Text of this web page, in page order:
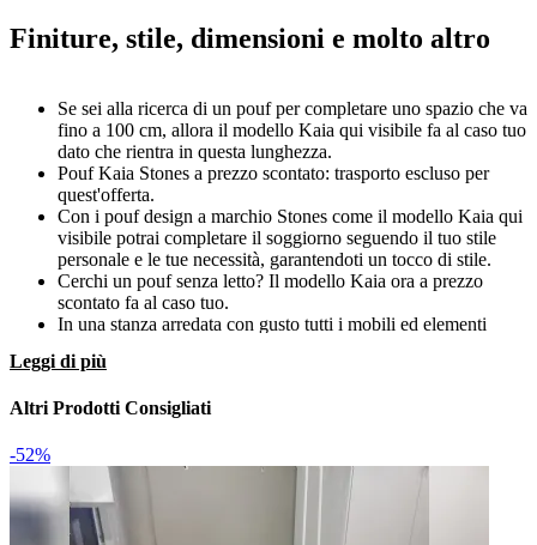
Finiture, stile, dimensioni e molto altro
Se sei alla ricerca di un pouf per completare uno spazio che va
fino a 100 cm, allora il modello Kaia qui visibile fa al caso tuo
dato che rientra in questa lunghezza.
Pouf Kaia Stones a prezzo scontato: trasporto escluso per
quest'offerta.
Con i pouf design a marchio Stones come il modello Kaia qui
visibile potrai completare il soggiorno seguendo il tuo stile
personale e le tue necessità, garantendoti un tocco di stile.
Cerchi un pouf senza letto? Il modello Kaia ora a prezzo
scontato fa al caso tuo.
In una stanza arredata con gusto tutti i mobili ed elementi
coinvolge anche le finiture e i rivestimenti. Se sei alla ricerca
living.
Leggi di più
Altri Prodotti Consigliati
-52%